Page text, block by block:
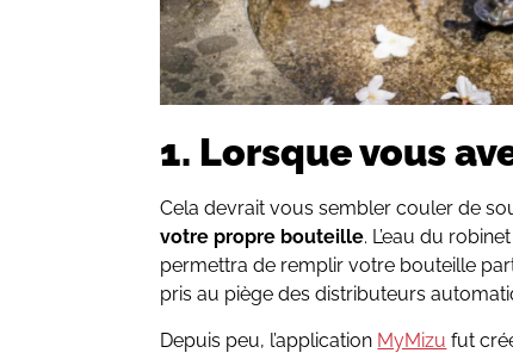
1. Lorsque vous
Cela devrait vous sembler couler de
votre propre bouteille. L’eau du
permettra de remplir votre bouteille
pris au piège des distributeurs
Depuis peu, l’application MyMizu fut